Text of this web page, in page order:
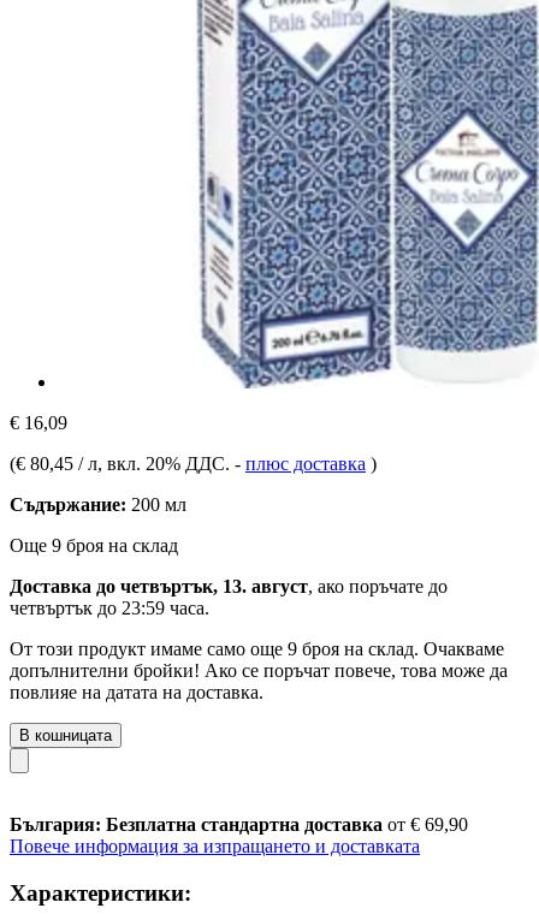
€ 16,09
(€ 80,45 / л, вкл. 20% ДДС. - плюс доставка )
Съдържание: 200 мл
Още 9 броя на склад
Доставка до четвъртък, 13. август, ако поръчате до
четвъртък до 23:59 часа.
От този продукт имаме само още 9 броя на склад. Очакваме
допълнителни бройки! Ако се поръчат повече, това може да
повлияе на датата на доставка.
В кошницата
България: Безплатна стандартна доставка от € 69,90
Повече информация за изпращането и доставката
Характеристики: